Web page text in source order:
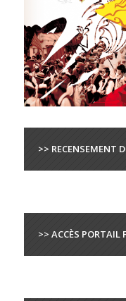
>> RECENSEMENT
>> ACCÈS PORTAIL